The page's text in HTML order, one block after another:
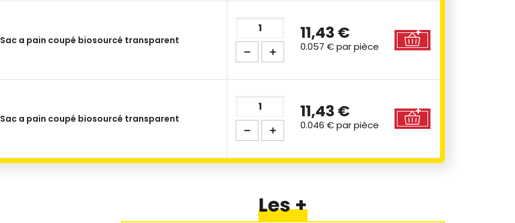
Sac a pain coupé biosourcé transparent 11,43 €
0.057 €par pièce
Sac a pain coupé biosourcé transparent 11,43 €
0.046 €par pièce
Les +